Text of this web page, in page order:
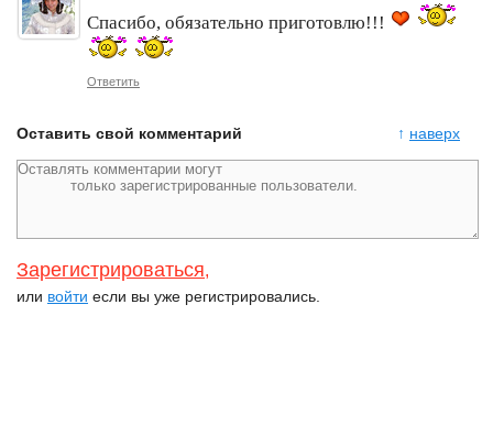
Спасибо, обязательно приготовлю!!!
Ответить
↑ наверх
Оставить свой комментарий
Зарегистрироваться,
или войти если вы уже регистрировались.